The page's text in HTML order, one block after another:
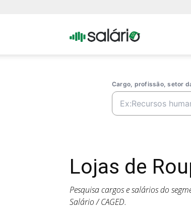
Portal
Cargo, profissão, setor
Lojas de
Pesquisa cargos e salários do
Salário / CAGED.